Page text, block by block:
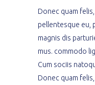
Donec quam
pellentesque eu,
magnis dis
mus. commodo
Cum sociis
Donec quam